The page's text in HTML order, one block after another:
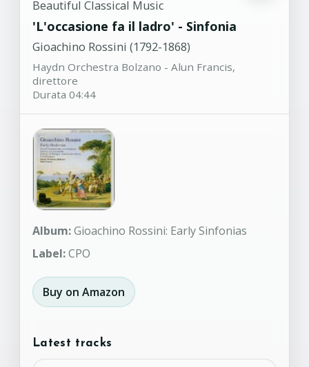
Duilio Galfetti, Mandolino - Diego
Fasolis, fortepiano
Beautiful Classical Music
'L'occasione fa il ladro' - Sinfonia
Gioachino Rossini (1792-1868)
Haydn Orchestra Bolzano - Alun Francis,
direttore
Durata 04:44
Album:Gioachino Rossini: Early Sinfonias
Label:CPO
Buy on Amazon
Latest tracks